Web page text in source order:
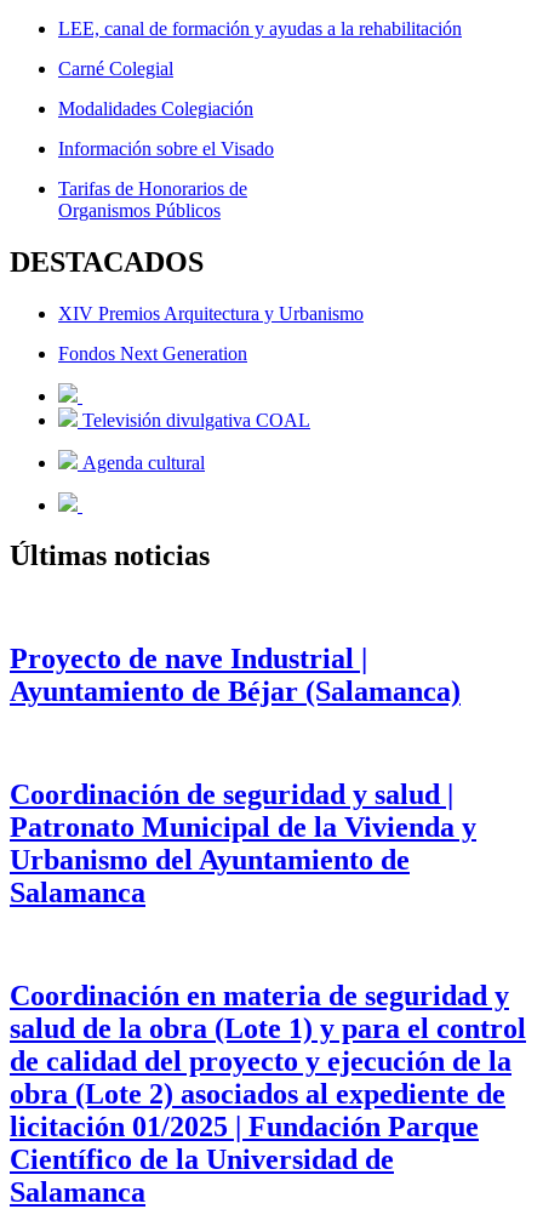
LEE, canal de formación y ayudas a la rehabilitación
Carné Colegial
Modalidades Colegiación
Información sobre el Visado
Tarifas de Honorarios de
Organismos Públicos
DESTACADOS
XIV Premios Arquitectura y Urbanismo
Fondos Next Generation
Televisión divulgativa COAL
Agenda cultural
Últimas noticias
Proyecto de nave Industrial |
Ayuntamiento de Béjar (Salamanca)
Coordinación de seguridad y salud |
Patronato Municipal de la Vivienda y
Urbanismo del Ayuntamiento de
Salamanca
Coordinación en materia de seguridad y
salud de la obra (Lote 1) y para el control
de calidad del proyecto y ejecución de la
obra (Lote 2) asociados al expediente de
licitación 01/2025 | Fundación Parque
Científico de la Universidad de
Salamanca